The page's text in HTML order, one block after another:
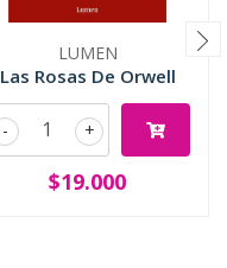
LUMEN
Las Rosas De Orwell
+
-
$19.000